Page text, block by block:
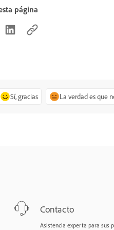
página
Sí, gracias La verdad es que
Contacto
Asistencia experta para sus